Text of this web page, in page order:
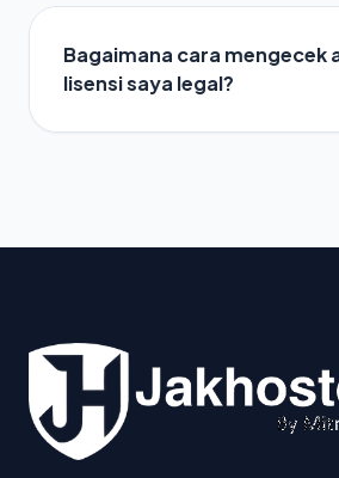
Bagaimana cara mengecek
lisensi saya legal?